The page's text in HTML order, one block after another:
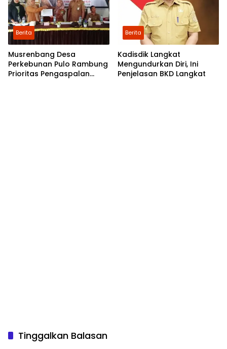
Berita
Musrenbang Desa
Perkebunan Pulo Rambung
Prioritas Pengaspalan
Berita
Kadisdik Langkat
Mengundurkan Diri, Ini
Penjelasan BKD Langkat
Tinggalkan Balasan